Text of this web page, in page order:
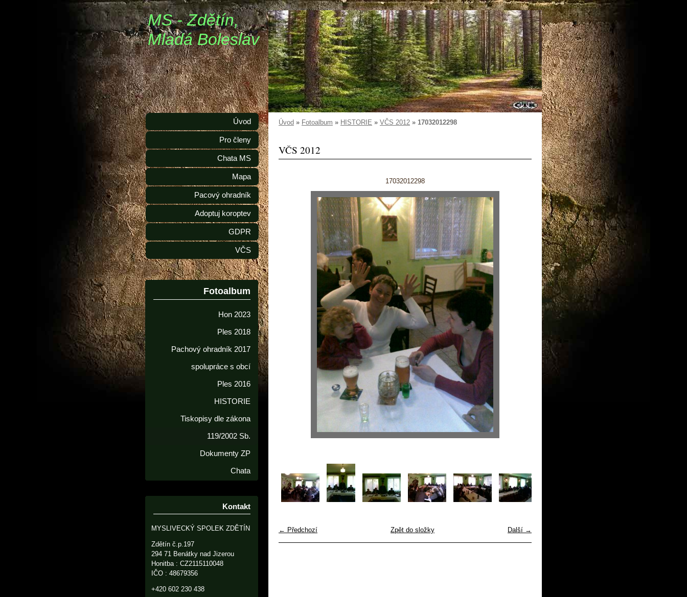
MS - Zdětín,
Mladá Boleslav
Úvod » Fotoalbum » HISTORIE » VČS 2012 » 17032012298
VČS 2012
17032012298
← Předchozí Další →
Zpět do složky
Úvod
Pro členy
Chata MS
Mapa
Pacový ohradník
Adoptuj koroptev
GDPR
VČS
Fotoalbum
Hon 2023
Ples 2018
Pachový ohradník 2017
spolupráce s obcí
Ples 2016
HISTORIE
Tiskopisy dle zákona
119/2002 Sb.
Dokumenty ZP
Chata
Kontakt
MYSLIVECKÝ SPOLEK ZDĚTÍN
Zdětín č.p.197
294 71 Benátky nad Jizerou
Honitba : CZ2115110048
IČO : 48679356
+420 602 230 438